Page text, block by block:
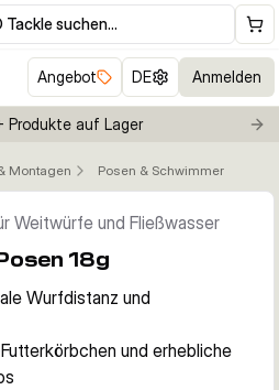
Tackle suchen…
Angebot DE Anmelden
Produkte auf Lager
Montagen Posen & Schwimmer
Klicken um Zoom zu aktivieren
Weitwürfe und Fließwasser
18g
Wurfdistanz und
und erhebliche